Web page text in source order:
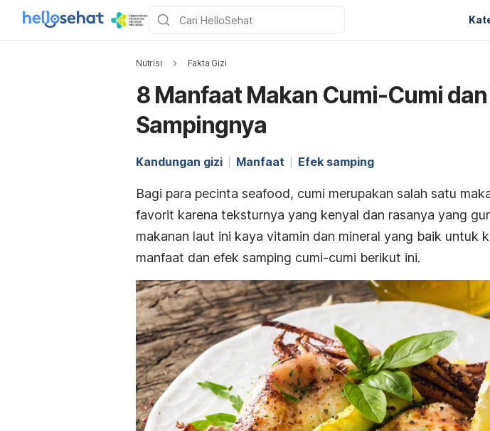
Nutrisi Fakta Gizi
8 Manfaat Makan Cumi-Cumi
Sampingnya
Kandungan gizi Manfaat Efek samping
Bagi para pecinta seafood, cumi merupakan salah satu
favorit karena teksturnya yang kenyal dan rasanya yang
makanan laut ini kaya vitamin dan mineral yang baik untuk
manfaat dan efek samping cumi-cumi berikut ini.